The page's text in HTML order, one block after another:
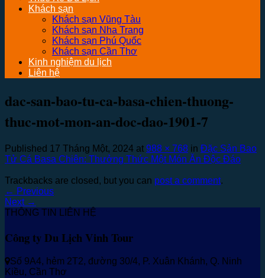
Khách sạn
Khách sạn Vũng Tàu
Khách sạn Nha Trang
Khách sạn Phú Quốc
Khách sạn Cần Thơ
Kinh nghiệm du lịch
Liên hệ
dac-san-bao-tu-ca-basa-chien-thuong-
thuc-mot-mon-an-doc-dao-1901-7
Published 17 Tháng Một, 2024 at 988 × 768 in Đặc Sản Bao
Tử Cá Basa Chiên: Thưởng Thức Một Món Ăn Độc Đáo
Trackbacks are closed, but you can post a comment.
← Previous
Next →
THÔNG TIN LIÊN HỆ
Công ty Du Lịch Vinh Tour
Số 9A4, hẻm 2T2, đường 30/4, P. Xuân Khánh, Q. Ninh
Kiều, Cần Thơ